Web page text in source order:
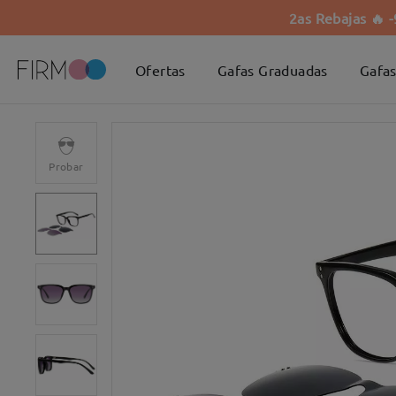
2as Rebajas 🔥
Ofertas Gafas Graduadas
Probar